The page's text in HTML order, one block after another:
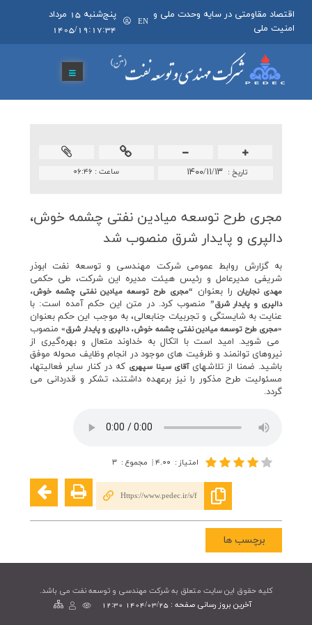
اقتصاد مقاومتی در سایه وحدت ملی و
امنیت ملی
EN
پنج‌شنبه 15 مرداد
1405/19:17:34
ساعت : ۰۶:۴۶ تاريخ : ۱۴۰۰/۱۱/۱۳
مجری طرح توسعه میادین نفتی چشمه خوش،
دالپری و پایدار شرق منصوب شد
به گزارش روابط عمومي شرکت مهندسي و توسعه نفت ابوذر
شريفي مديرعامل و رئيس هيئت مديره اين شرکت، طي حکمي
مهدي نجاريان را بعنوان “مجري طرح توسعه ميادين نفتي چشمه خوش،
دالپري و پايدار شرق” منصوب کرد. در متن اين حکم آمده است: با
عنايت به شايستگي و تجربيات جنابعالي، به موجب اين حکم بعنوان
«مجري طرح توسعه ميادين نفتي چشمه خوش، دالپري و پايدار شرق»منصوب
مي شويد. اميد است با اتکال به خداوند متعال و بهره‌گيري از
نيروهاي توانمند و ظرفيت هاي موجود در انجام وظايف محوله موفق
باشيد. ضمنا از تلاشهايآقاي سينا سپهري که در کنار ساير فعاليتها،
مسئوليت طرح مذكور را نيز برعهده داشتند، تشکر و قدرداني مي
گردد.
امتیاز : ۴.۰۰| مجموع : ۳
Https://www.pedec.ir/s/f
برچسب ها
کليه حقوق اين سايت متعلق به شرکت مهندسی و توسعه نفت می باشد.
آخرین بروز رسانی صفحه : 1404/03/25 12:30